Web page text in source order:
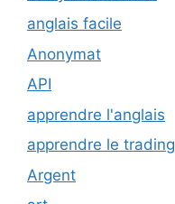
anglais facile
Anonymat
API
apprendre l'anglais
apprendre le trading
Argent